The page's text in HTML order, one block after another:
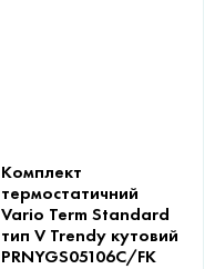
Комплект
термостатичний
Vario Term Standard
тип V Trendy кутовий
PRNYGS05106C/FK